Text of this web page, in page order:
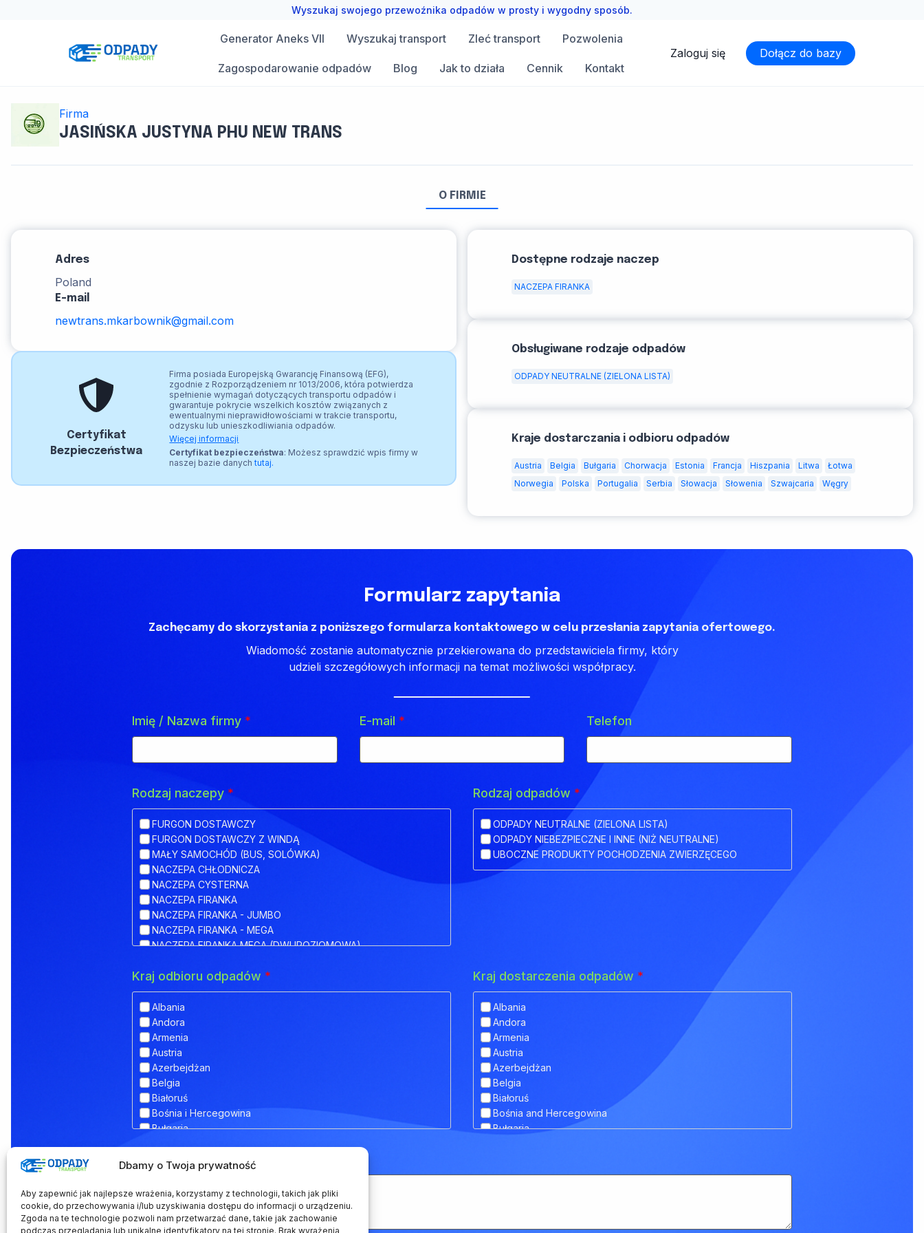
Dbamy o Twoja prywatność
Aby zapewnić jak najlepsze wrażenia, korzystamy z technologii, takich jak pliki
cookie, do przechowywania i/lub uzyskiwania dostępu do informacji o urządzeniu.
Zgoda na te technologie pozwoli nam przetwarzać dane, takie jak zachowanie
podczas przeglądania lub unikalne identyfikatory na tej stronie. Brak wyrażenia
Wyszukaj swojego przewoźnika odpadów w prosty i wygodny sposób.
Generator Aneks VII Wyszukaj transport Zleć transport Pozwolenia
Zagospodarowanie odpadów Blog Jak to działa Cennik Kontakt
Zaloguj się Dołącz do bazy
Firma
JASIŃSKA JUSTYNA PHU NEW TRANS
O FIRMIE
Adres
Poland
E-mail
newtrans.mkarbownik@gmail.com
Certyfikat
Bezpieczeństwa
Firma posiada Europejską Gwarancję Finansową (EFG),
zgodnie z Rozporządzeniem nr 1013/2006, która potwierdza
spełnienie wymagań dotyczących transportu odpadów i
gwarantuje pokrycie wszelkich kosztów związanych z
ewentualnymi nieprawidłowościami w trakcie transportu,
odzysku lub unieszkodliwiania odpadów.
Więcej informacji
Certyfikat bezpieczeństwa: Możesz sprawdzić wpis firmy w
naszej bazie danychtutaj.
Dostępne rodzaje naczep
NACZEPA FIRANKA
Obsługiwane rodzaje odpadów
ODPADY NEUTRALNE (ZIELONA LISTA)
Kraje dostarczania i odbioru odpadów
Austria Belgia Bułgaria Chorwacja Estonia Francja Hiszpania Litwa
Łotwa
Norwegia
Polska Portugalia Serbia Słowacja Słowenia Szwajcaria Węgry
Formularz zapytania
Zachęcamy do skorzystania z poniższego formularza kontaktowego w celu przesłania zapytania ofertowego.
Wiadomość zostanie automatycznie przekierowana do przedstawiciela firmy, który
udzieli szczegółowych informacji na temat możliwości współpracy.
Imię / Nazwa firmy * E-mail * Telefon
Rodzaj naczepy *
FURGON DOSTAWCZY
FURGON DOSTAWCZY Z WINDĄ
MAŁY SAMOCHÓD (BUS, SOLÓWKA)
NACZEPA CHŁODNICZA
NACZEPA CYSTERNA
NACZEPA FIRANKA
NACZEPA FIRANKA - JUMBO
NACZEPA FIRANKA - MEGA
NACZEPA FIRANKA MEGA (DWUPOZIOMOWA)
NACZEPA HAKOWA Z PRZYCZEPĄ
NACZEPA IZOTERMA
NACZEPA KŁONICOWA
NACZEPA KONTENEROWA
NACZEPA MEGA (NISKOPODWOZIOWA)
NACZEPA NISKOPODWOZIOWA
NACZEPA NISKOPODWOZIOWA Z OBNIŻONYM POKŁADEM
NACZEPA ODKRYTA (FLATBED)
NACZEPA PLATFORMA
NACZEPA PLATFORMOWA BDF
NACZEPA PRZEZNACZONA DO TRANSPORTU ZWIERZĄT
NACZEPA TELEMEGA
NACZEPA TYPU INLOADER
NACZEPA TYPU JOLODA
Rodzaj odpadów *
ODPADY NEUTRALNE (ZIELONA LISTA)
ODPADY NIEBEZPIECZNE I INNE (NIŻ NEUTRALNE)
UBOCZNE PRODUKTY POCHODZENIA ZWIERZĘCEGO
Kraj odbioru odpadów *
Albania
Andora
Armenia
Austria
Azerbejdżan
Belgia
Białoruś
Bośnia i Hercegowina
Bułgaria
Czarnogóra
Czechy
Dania
Estonia
Kraj dostarczenia odpadów *
Albania
Andora
Armenia
Austria
Azerbejdżan
Belgia
Białoruś
Bośnia and Hercegowina
Bułgaria
Czarnogóra
Dodatkowe informacje